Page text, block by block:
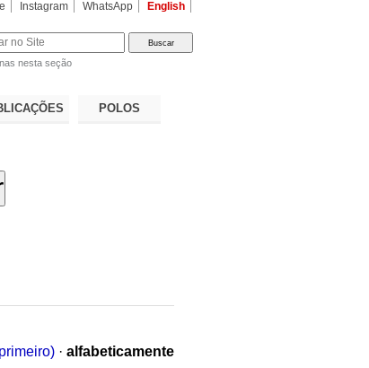
Instagram WhatsApp English
nesta seção
POLOS
· alfabeticamente